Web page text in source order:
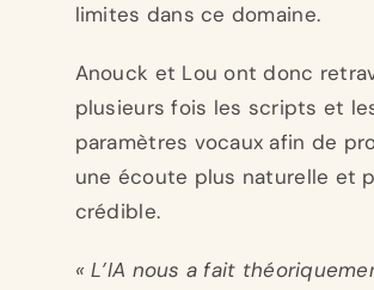
limites dans ce domaine.
Anouck et Lou ont donc
plusieurs fois les scripts et
paramètres vocaux afin de
une écoute plus naturelle et
crédible.
« L’IA nous a fait